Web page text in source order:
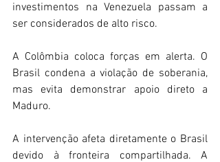
investimentos na Venezuela passam a
ser considerados de alto risco.
A Colômbia coloca forças em alerta. O
Brasil condena a violação de soberania,
mas evita demonstrar apoio direto a
Maduro.
A intervenção afeta diretamente o Brasil
devido à fronteira compartilhada. A